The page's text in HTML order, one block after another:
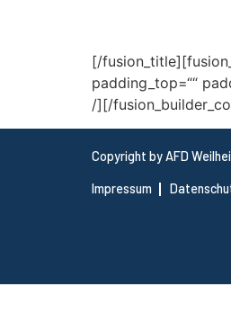
[/
padding_top=““
/][/
Copyright by AFD
Impressum